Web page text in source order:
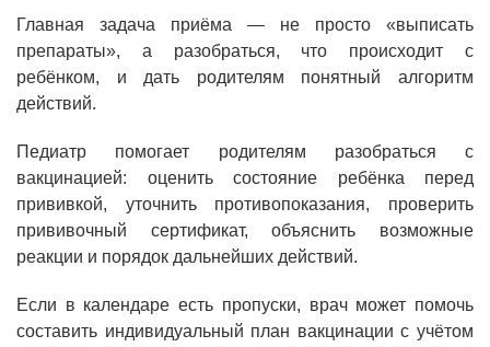
Главная задача приёма — не просто «выписать
препараты», а разобраться, что происходит с
ребёнком, и дать родителям понятный алгоритм
действий.
Педиатр помогает родителям разобраться с
вакцинацией: оценить состояние ребёнка перед
прививкой, уточнить противопоказания, проверить
прививочный сертификат, объяснить возможные
реакции и порядок дальнейших действий.
Если в календаре есть пропуски, врач может помочь
составить индивидуальный план вакцинации с учётом